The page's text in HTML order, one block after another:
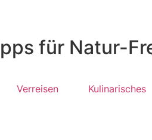
für Natur-
Verreisen Kulinarisches